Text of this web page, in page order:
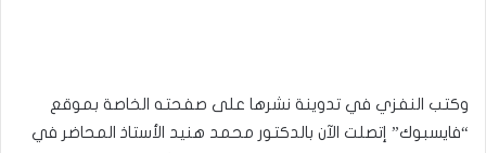
وكتب النفزي في تدوينة نشرها على صفحته الخاصة بموقع
“فايسبوك” إتصلت الآن بالدكتور محمد هنيد الأستاذ المحاضر في